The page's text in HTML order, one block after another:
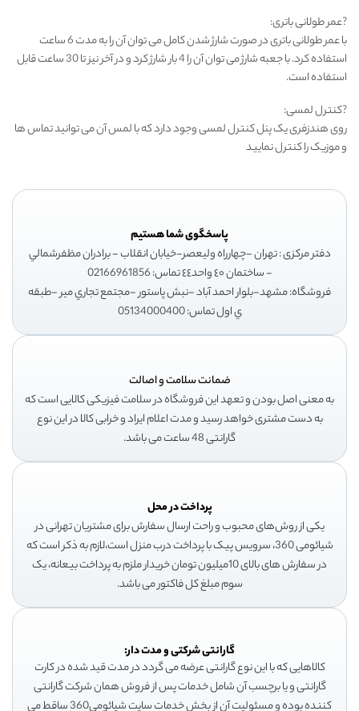
?عمر طولانی باتری:
با عمر طولانی باتری در صورت شارژ شدن کامل می توان آن را به مدت 6 ساعت
استفاده کرد. با جعبه شارژ می توان آن را 4 بار شارژ کرد و در آخر نیز تا 30 ساعت قابل
استفاده است.
?کنترل لمسی:
روی هندزفری یک پنل کنترل لمسی وجود دارد که با لمس آن می توانید تماس ها
و موزیک را کنترل نمایید
پاسخگوی شما هستیم
دفتر مرکزی : تهران -چهارراه وليعصر-خيابان انقلاب - برادران مظفرشمالي
- ساختمان ٤٠ واحد٤٤ تماس: 02166961856
فروشگاه: مشهد-بلوار احمد آباد -نبش پاستور -مجتمع تجاري مير -طبقه
ي اول تماس: 05134000400
ضمانت سلامت و اصالت
به معنی اصل بودن و تعهد این فروشگاه در سلامت فیزیکی کالایی است که
به دست مشتری خواهد رسید و مدت اعلام ایراد و خرابی کالا در این نوع
گارانتی 48 ساعت می باشد.
پرداخت در محل
یکی از روش‌های محبوب و راحت ارسال سفارش برای مشتریان تهرانی در
شیائومی 360، سرویس پیک با پرداخت درب منزل است،لازم به ذکر است که
در سفارش های بالای 10میلیون تومان خریدار ملزم به پرداخت بیعانه، یک
سوم مبلغ کل فاکتور می باشد.
گارانتی شرکتی و مدت دار:
کالاهایی که با این نوع گارانتی عرضه می گردد در مدت قید شده در کارت
گارانتی و یا برچسب آن شامل خدمات پس از فروش همان شرکت گارانتی
کننده بوده و مسئولیت آن از بخش خدمات سایت شیائومی360 ساقط می